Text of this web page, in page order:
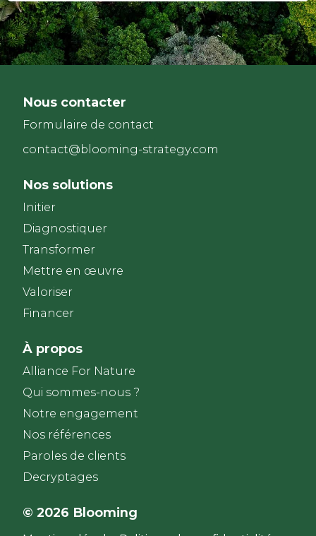
Nous contacter
Formulaire de contact
contact@blooming-strategy.com
Nos solutions
Initier
Diagnostiquer
Transformer
Mettre en œuvre
Valoriser
Financer
À propos
Alliance For Nature
Qui sommes-nous ?
Notre engagement
Nos références
Paroles de clients​
Decryptages
© 2026 Blooming